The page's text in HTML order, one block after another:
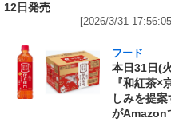
12日発売
[2026/3/31 17:56:05]
フード
本日31日(
『和紅茶×
しみを提
がAmazon